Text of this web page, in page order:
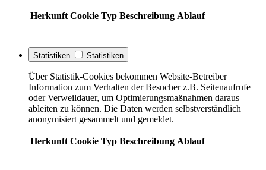
Herkunft Cookie Typ Beschreibung Ablauf
Statistiken Statistiken
Über Statistik-Cookies bekommen Website-Betreiber
Information zum Verhalten der Besucher z.B. Seitenaufrufe
oder Verweildauer, um Optimierungsmaßnahmen daraus
ableiten zu können. Die Daten werden selbstverständlich
anonymisiert gesammelt und gemeldet.
Herkunft Cookie Typ Beschreibung Ablauf